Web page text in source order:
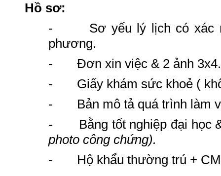
Hồ sơ:
- Sơ yếu lý lịch có xác
phương.
- Đơn xin việc & 2 ảnh 3x4.
- Giấy khám sức khoẻ (
- Bản mô tả quá trình làm
- Bằng tốt nghiệp đại học &
photo công chứng).
- Hộ khẩu thường trú +